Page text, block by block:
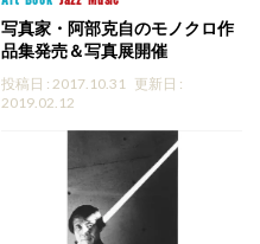
写真家・阿部克自のモノクロ作
品集発売＆写真展開催
投稿日 : 2017.10.31
更新日 :
2019.02.12